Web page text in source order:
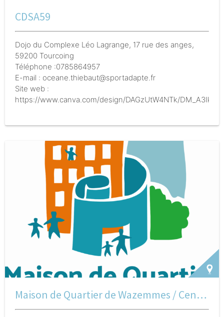
CDSA59
Dojo du Complexe Léo Lagrange, 17 rue des anges,
59200 Tourcoing
Téléphone :0785864957
E-mail : oceane.thiebaut@sportadapte.fr
Site web :
https://www.canva.com/design/DAGzUtW4NTk/
(Activités différentes chaque mercredi) Mercredi de
10h à 11h30-12h00 au Dojo du Complexe Léo
Lagrange. 12 euros par personnes
Maison de Quartier de Wazemmes / Centre social